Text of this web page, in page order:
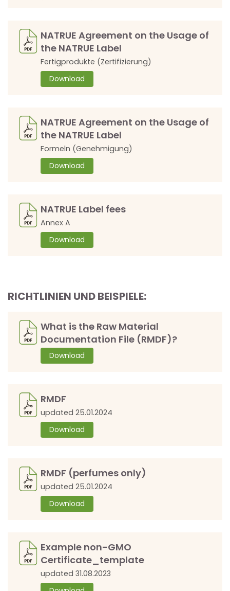
NATRUE Agreement on the Usage of
the NATRUE Label
Fertigprodukte (Zertifizierung)
Download
NATRUE Agreement on the Usage of
the NATRUE Label
Formeln (Genehmigung)
Download
NATRUE Label fees
Annex A
Download
RICHTLINIEN UND BEISPIELE:
What is the Raw Material
Documentation File (RMDF)?
Download
RMDF
updated 25.01.2024
Download
RMDF (perfumes only)
updated 25.01.2024
Download
Example non-GMO
Certificate_template
updated 31.08.2023